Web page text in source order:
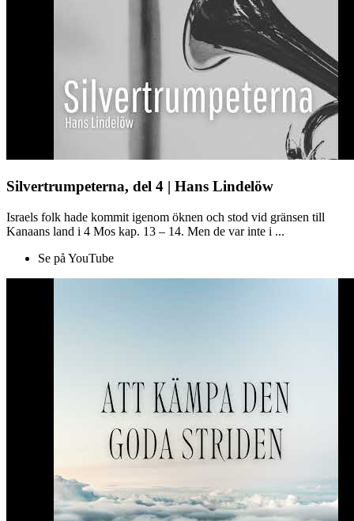
Silvertrumpeterna, del 4 | Hans Lindelöw
Israels folk hade kommit igenom öknen och stod vid gränsen till
Kanaans land i 4 Mos kap. 13 – 14. Men de var inte i ...
Se på YouTube